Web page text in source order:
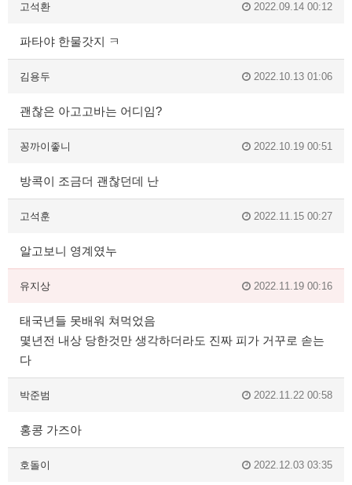
고석환 2022.09.14 00:12
파타야 한물갓지 ㅋ
김용두 2022.10.13 01:06
괜찮은 아고고바는 어디임?
꽁까이좋니 2022.10.19 00:51
방콕이 조금더 괜찮던데 난
고석훈 2022.11.15 00:27
알고보니 영계였누
유지상 2022.11.19 00:16
태국년들 못배워 쳐먹었음
몇년전 내상 당한것만 생각하더라도 진짜 피가 거꾸로 솓는
다
박준범 2022.11.22 00:58
홍콩 가즈아
호돌이 2022.12.03 03:35